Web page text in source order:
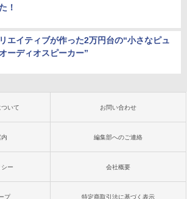
！
エイティブが作った2万円台の“小さなピュ
ーディオスピーカー”
いて お問い合わせ
編集部へのご連絡
ー 会社概要
プ 特定商取引法に基づく表示